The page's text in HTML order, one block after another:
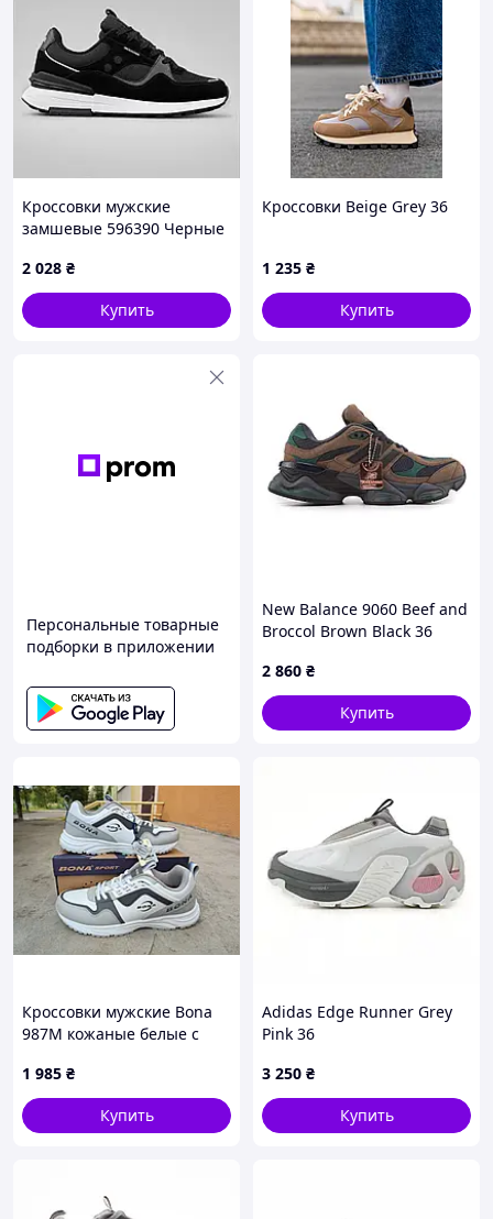
Кроссовки мужские
замшевые 596390 Черные
2 028 ₴
Купить
Кроссовки Beige Grey 36
1 235 ₴
Купить
Персональные товарные
подборки в приложении
New Balance 9060 Beef and
Broccol Brown Black 36
2 860 ₴
Купить
Кроссовки мужские Bona
987M кожаные белые с
1 985 ₴
Купить
Adidas Edge Runner Grey
Pink 36
3 250 ₴
Купить